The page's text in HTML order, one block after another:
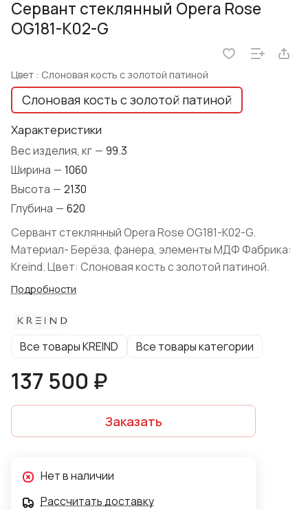
Сервант стеклянный Opera Rose
OG181-K02-G
Цвет : Слоновая кость с золотой патиной
Слоновая кость с золотой патиной
Характеристики
Вес изделия, кг — 99.3
Ширина — 1060
Высота — 2130
Глубина — 620
Сервант стеклянный Opera Rose OG181-K02-G.
Материал- Берёза, фанера, элементы МДФ Фабрика:
Kreind. Цвет: Слоновая кость с золотой патиной.
Подробности
Все товары KREIND Все товары категории
137 500 ₽
Заказать
Нет в наличии
Рассчитать доставку